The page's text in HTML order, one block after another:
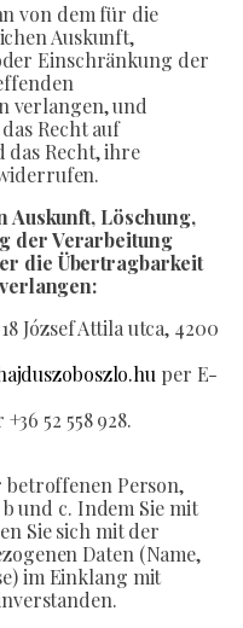
von dem für die
Auskunft,
Einschränkung der
verlangen, und
Recht auf
Recht, ihre
Auskunft, Löschung,
der Verarbeitung
die Übertragbarkeit
József Attila utca, 4200
per E-
52 558 928.
Person,
und c. Indem Sie mit
Sie sich mit der
Daten (Name,
im Einklang mit